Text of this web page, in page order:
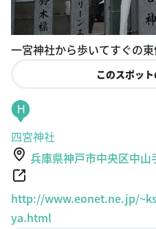
一宮神社から歩いてすぐの東
このスポッ
H
四宮神社
兵庫県神戸市中央区中山
http://www.eonet.ne.jp/
ya.html